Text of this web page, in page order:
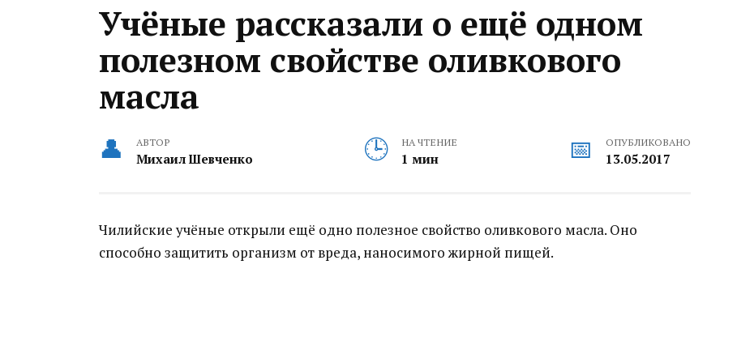
Учёные рассказали о ещё одном
полезном свойстве оливкового
масла
АВТОР
Михаил Шевченко
НА ЧТЕНИЕ
1 мин
ОПУБЛИКОВАНО
13.05.2017
Чилийские учёные открыли ещё одно полезное свойство оливкового масла. Оно
способно защитить организм от вреда, наносимого жирной пищей.